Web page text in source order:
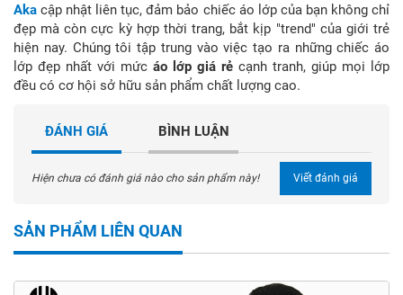
Aka cập nhật liên tục, đảm bảo chiếc áo lớp của bạn không chỉ
đẹp mà còn cực kỳ hợp thời trang, bắt kịp "trend" của giới trẻ
hiện nay. Chúng tôi tập trung vào việc tạo ra những chiếc áo
lớp đẹp nhất với mức áo lớp giá rẻ cạnh tranh, giúp mọi lớp
đều có cơ hội sở hữu sản phẩm chất lượng cao.
ĐÁNH GIÁ BÌNH LUẬN
Hiện chưa có đánh giá nào cho sản phẩm này! Viết đánh giá
SẢN PHẨM LIÊN QUAN